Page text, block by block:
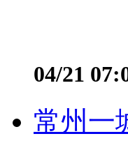
04/21
常州一